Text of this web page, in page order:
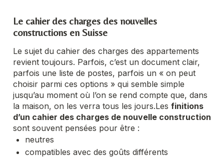
Le cahier des charges des nouvelles
constructions en Suisse
Le sujet du cahier des charges des appartements
revient toujours. Parfois, c’est un document clair,
parfois une liste de postes, parfois un « on peut
choisir parmi ces options » qui semble simple
jusqu’au moment où l’on se rend compte que, dans
la maison, on les verra tous les jours.Les finitions
d’un cahier des charges de nouvelle construction
sont souvent pensées pour être :
neutres
compatibles avec des goûts différents